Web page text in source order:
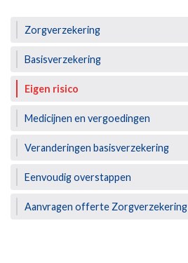
Zorgverzekering
Basisverzekering
Eigen risico
Medicijnen en vergoedingen
Veranderingen basisverzekering
Eenvoudig overstappen
Aanvragen offerte Zorgverzekering